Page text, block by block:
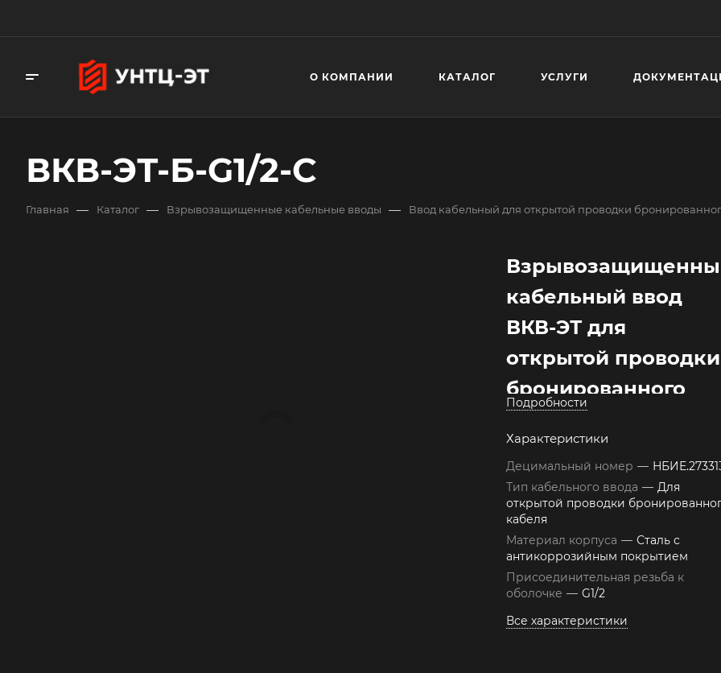
О КОМПАНИИ КАТАЛОГ УСЛУГИ
ВКВ-ЭТ-Б-G1/2-С
Главная — Каталог — Взрывозащищенные кабельные вводы — Ввод кабельный для открытой проводки
кабельный ввод
ВКВ-ЭТ для
открытой проводки
бронированного
G1/2-С
Подробности
Характеристики
Децимальный номер —
Тип кабельного ввода — Для
открытой проводки
кабеля
Материал корпуса — Сталь с
антикоррозийным покрытием
Присоединительная резьба к
оболочке — G1/2
Все характеристики